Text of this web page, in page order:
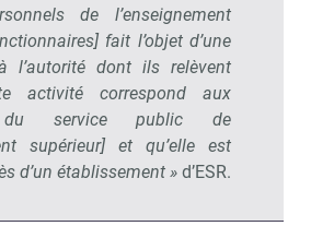
de l’enseignement
fait l’objet d’une
l’autorité dont ils relèvent
activité correspond aux
du service public de
supérieur] et qu’elle est
d’un établissement » d’ESR.